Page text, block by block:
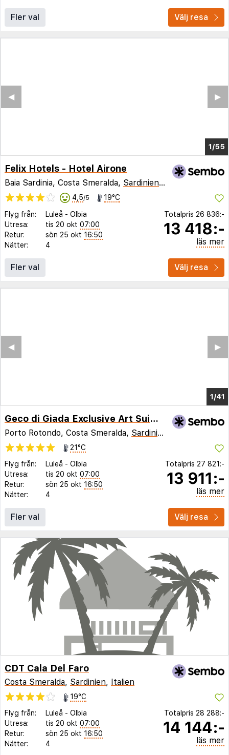
Fler val Välj resa
1/51
▶︎
◀︎
Felix Hotels - Hotel Airone
Baia Sardinia, Costa Smeralda, Sardinien,Italien
4,5/5 19°C
Flyg från: Luleå - Olbia
Utresa:
tis 20 okt 07:00
Retur:
sön 25 okt 16:50
Nätter:
4
Totalpris 26 836:-
13 418:-
läs mer
Fler val Välj resa
1/37
▶︎
◀︎
Geco di Giada Exclusive Art Suites
Porto Rotondo, Costa Smeralda, Sardinien
21°C
Flyg från:
Luleå - Olbia
Utresa:
tis 20 okt 07:00
Retur:
sön 25 okt 16:50
Nätter:
4
Totalpris 27 821:-
13 911:-
läs mer
Fler val Välj resa
CDT Cala Del Faro
Costa Smeralda, Sardinien, Italien
19°C
Flyg från:
Luleå - Olbia
Utresa:
tis 20 okt 07:00
Retur:
sön 25 okt 16:50
Nätter:
4
Totalpris 28 288:-
14 144:-
läs mer